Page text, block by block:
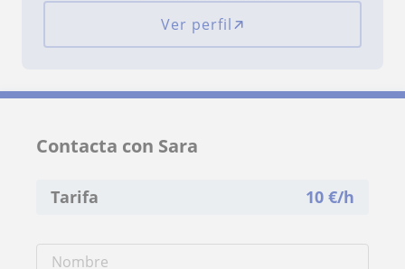
Ver perfil
Contacta con Sara
Tarifa 10 €/h